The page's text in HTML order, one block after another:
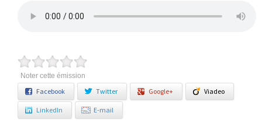
Noter cette émission
Facebook Twitter Google+ Viadeo
LinkedIn E-mail